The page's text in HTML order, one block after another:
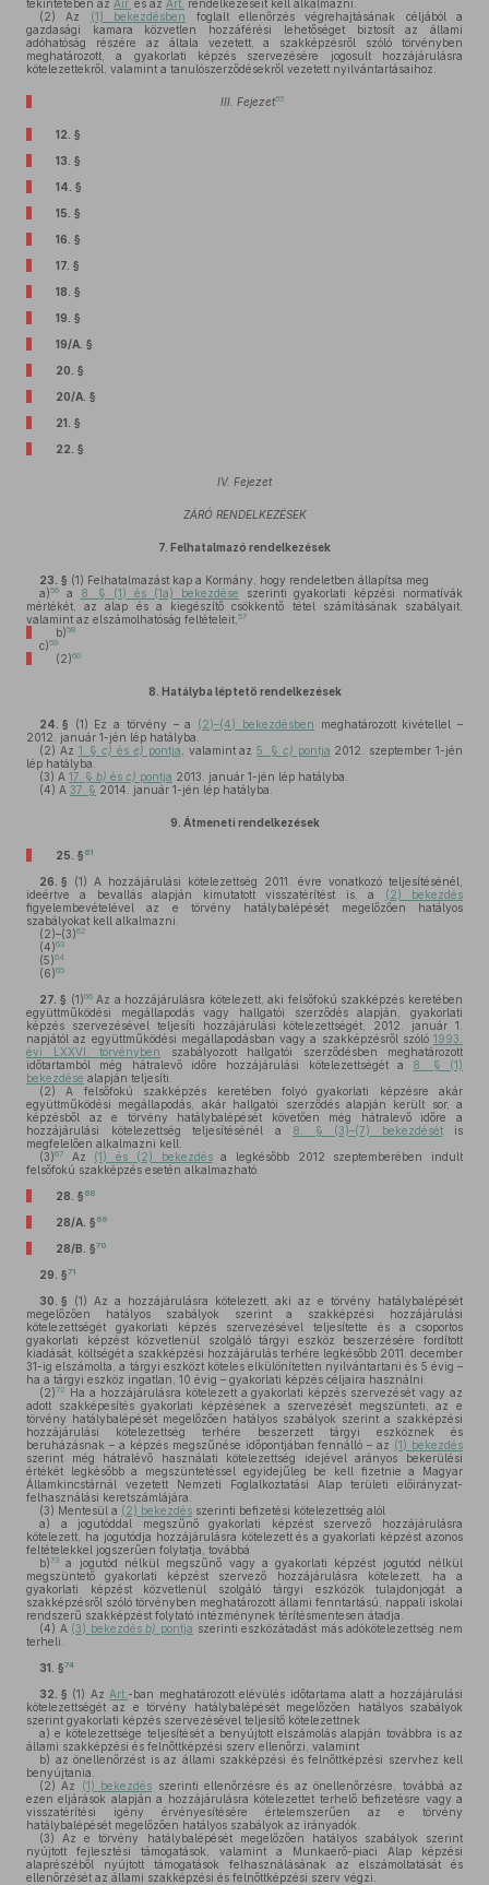
tekintetében az Air. és az Art. rendelkezéseit kell alkalmazni.
(2) Az (1) bekezdésben foglalt ellenőrzés végrehajtásának céljából a
gazdasági kamara közvetlen hozzáférési lehetőséget biztosít az állami
adóhatóság részére az általa vezetett, a szakképzésről szóló törvényben
meghatározott, a gyakorlati képzés szervezésére jogosult hozzájárulásra
kötelezettekről, valamint a tanulószerződésekről vezetett nyilvántartásaihoz.
III. Fejezet55
12. §
13. §
14. §
15. §
16. §
17. §
18. §
19. §
19/A. §
20. §
20/A. §
21. §
22. §
IV. Fejezet
ZÁRÓ RENDELKEZÉSEK
7. Felhatalmazó rendelkezések
23. § (1) Felhatalmazást kap a Kormány, hogy rendeletben állapítsa meg
a)56 a 8. § (1) és (1a) bekezdése szerinti gyakorlati képzési normatívák
mértékét, az alap és a kiegészítő csökkentő tétel számításának szabályait,
valamint az elszámolhatóság feltételeit, 57
b)58
c)59
(2)60
8. Hatályba léptető rendelkezések
24. § (1) Ez a törvény – a (2)–(4) bekezdésben meghatározott kivétellel –
2012. január 1-jén lép hatályba.
(2) Az 1. §c) és e) pontja , valamint az5. § c) pontja 2012. szeptember 1-jén
lép hatályba.
(3) A 17. § b) és c) pontja 2013. január 1-jén lép hatályba.
(4) A 37. § 2014. január 1-jén lép hatályba.
9. Átmeneti rendelkezések
25. § 61
26. § (1) A hozzájárulási kötelezettség 2011. évre vonatkozó teljesítésénél,
ideértve a bevallás alapján kimutatott visszatérítést is, a
(2) bekezdés
figyelembevételével az e törvény hatálybalépését megelőzően hatályos
szabályokat kell alkalmazni.
(2)–(3)62
(4)63
(5)64
(6)65
27. § (1)66Az a hozzájárulásra kötelezett, aki felsőfokú szakképzés keretében
együttműködési megállapodás vagy hallgatói szerződés alapján, gyakorlati
képzés szervezésével teljesíti hozzájárulási kötelezettségét, 2012. január 1.
napjától az együttműködési megállapodásban vagy a szakképzésről szóló 1993.
évi LXXVI. törvényben szabályozott hallgatói szerződésben meghatározott
időtartamból még hátralevő időre hozzájárulási kötelezettségét a 8. § (1)
bekezdése alapján teljesíti.
(2) A felsőfokú szakképzés keretében folyó gyakorlati képzésre akár
együttműködési megállapodás, akár hallgatói szerződés alapján került sor, a
képzésből az e törvény hatálybalépését követően még hátralevő időre a
hozzájárulási kötelezettség teljesítésénél a 8. § (3)–(7) bekezdésétis
megfelelően alkalmazni kell.
(3)67 Az (1) és (2) bekezdésa legkésőbb 2012 szeptemberében indult
felsőfokú szakképzés esetén alkalmazható.
28. § 68
28/A. § 69
28/B. §70
29. §71
30. § (1) Az a hozzájárulásra kötelezett, aki az e törvény hatálybalépését
megelőzően hatályos szabályok szerint a szakképzési hozzájárulási
kötelezettségét gyakorlati képzés szervezésével teljesítette és a csoportos
gyakorlati képzést közvetlenül szolgáló tárgyi eszköz beszerzésére fordított
kiadását, költségét a szakképzési hozzájárulás terhére legkésőbb 2011. december
31-ig elszámolta, a tárgyi eszközt köteles elkülönítetten nyilvántartani és 5 évig –
ha a tárgyi eszköz ingatlan, 10 évig – gyakorlati képzés céljaira használni.
(2)72
Ha a hozzájárulásra kötelezett a gyakorlati képzés szervezését vagy az
adott szakképesítés gyakorlati képzésének a szervezését megszünteti, az e
törvény hatálybalépését megelőzően hatályos szabályok szerint a szakképzési
hozzájárulási kötelezettség terhére beszerzett tárgyi eszköznek és
beruházásnak – a képzés megszűnése időpontjában fennálló – az (1) bekezdés
szerint még hátralévő használati kötelezettség idejével arányos bekerülési
értékét legkésőbb a megszüntetéssel egyidejűleg be kell fizetnie a Magyar
Államkincstárnál vezetett Nemzeti Foglalkoztatási Alap területi előirányzat-
felhasználási keretszámlájára.
(3) Mentesül a (2) bekezdés szerinti befizetési kötelezettség alól
a) a jogutóddal megszűnő gyakorlati képzést szervező hozzájárulásra
kötelezett, ha jogutódja hozzájárulásra kötelezett és a gyakorlati képzést azonos
feltételekkel jogszerűen folytatja, továbbá
b)73
a jogutód nélkül megszűnő vagy a gyakorlati képzést jogutód nélkül
megszüntető gyakorlati képzést szervező hozzájárulásra kötelezett, ha a
gyakorlati képzést közvetlenül szolgáló tárgyi eszközök tulajdonjogát a
szakképzésről szóló törvényben meghatározott állami fenntartású, nappali iskolai
rendszerű szakképzést folytató intézménynek térítésmentesen átadja.
(4) A (3) bekezdésb) pontja szerinti eszközátadást más adókötelezettség nem
terheli.
31. §74
32. § (1) Az Art.-ban meghatározott elévülés időtartama alatt a hozzájárulási
kötelezettségét az e törvény hatálybalépését megelőzően hatályos szabályok
szerint gyakorlati képzés szervezésével teljesítő kötelezettnek
a) e kötelezettsége teljesítését a benyújtott elszámolás alapján továbbra is az
állami szakképzési és felnőttképzési szerv ellenőrzi, valamint
b) az önellenőrzést is az állami szakképzési és felnőttképzési szervhez kell
benyújtania.
(2) Az (1) bekezdés szerinti ellenőrzésre és az önellenőrzésre, továbbá az
ezen eljárások alapján a hozzájárulásra kötelezettet terhelő befizetésre vagy a
visszatérítési igény érvényesítésére értelemszerűen az e törvény
hatálybalépését megelőzően hatályos szabályok az irányadók.
(3) Az e törvény hatálybalépését megelőzően hatályos szabályok szerint
nyújtott fejlesztési támogatások, valamint a Munkaerő-piaci Alap képzési
alaprészéből nyújtott támogatások felhasználásának az elszámoltatását és
ellenőrzését az állami szakképzési és felnőttképzési szerv végzi.